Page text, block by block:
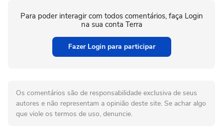
Para poder interagir com todos comentários, faça Login
na sua conta Terra
Fazer Login para participar
Os comentários são de responsabilidade exclusiva de seus
autores e não representam a opinião deste site. Se achar algo
que viole os termos de uso, denuncie.